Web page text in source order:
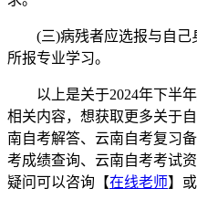
(三)病残者应选报与自己
所报专业学习。
以上是关于2024年下半年
相关内容，想获取更多关于
南自考解答、云南自考复习
考成绩查询、云南自考考试
疑问可以咨询【在线老师】